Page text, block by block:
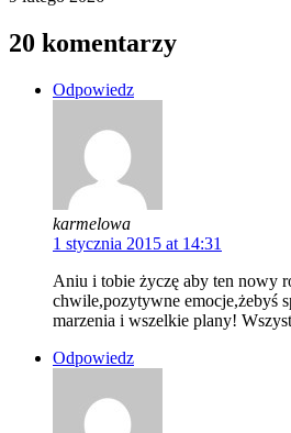
20 komentarzy
Odpowiedz
karmelowa
1 stycznia 2015 at 14:31
Aniu i tobie życzę aby ten nowy
chwile,pozytywne emocje,żebyś
marzenia i wszelkie plany!
Odpowiedz